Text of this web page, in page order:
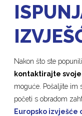
Nakon što ste
kontaktirajte
moguće. Pošaljite im
početi s obradom
Europsko